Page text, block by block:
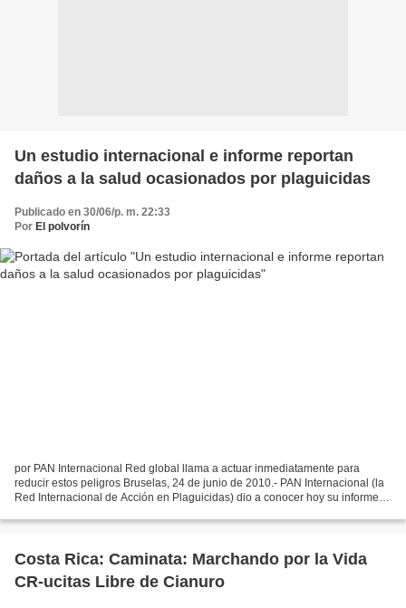
Un estudio internacional e informe reportan
daños a la salud ocasionados por plaguicidas
Publicado en 30/06/p. m. 22:33
Por El polvorín
por PAN Internacional Red global llama a actuar inmediatamente para
reducir estos peligros Bruselas, 24 de junio de 2010.- PAN Internacional (la
Red Internacional de Acción en Plaguicidas) dio a conocer hoy su informe:
Costa Rica: Caminata: Marchando por la Vida
CR-ucitas Libre de Cianuro